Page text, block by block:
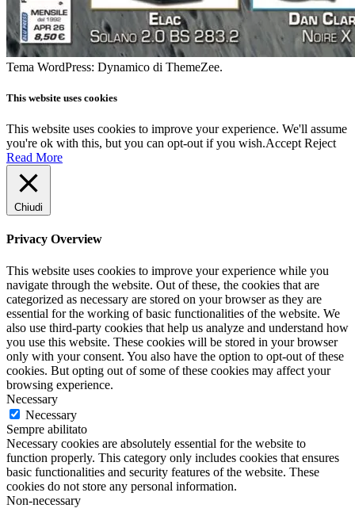
Tema WordPress: Dynamico di ThemeZee.
This website uses cookies
This website uses cookies to improve your experience. We'll assume
you're ok with this, but you can opt-out if you wish.Accept Reject
Read More
Chiudi
Privacy Overview
This website uses cookies to improve your experience while you
navigate through the website. Out of these, the cookies that are
categorized as necessary are stored on your browser as they are
essential for the working of basic functionalities of the website. We
also use third-party cookies that help us analyze and understand how
you use this website. These cookies will be stored in your browser
only with your consent. You also have the option to opt-out of these
cookies. But opting out of some of these cookies may affect your
browsing experience.
Necessary
Necessary
Sempre abilitato
Necessary cookies are absolutely essential for the website to
function properly. This category only includes cookies that ensures
basic functionalities and security features of the website. These
cookies do not store any personal information.
Non-necessary